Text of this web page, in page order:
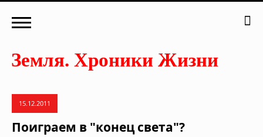
15.12.2011
Поиграем в "конец света"?